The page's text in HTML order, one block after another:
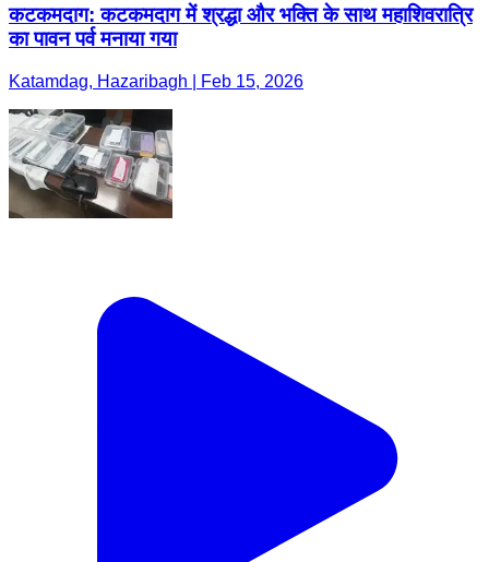
कटकमदाग: कटकमदाग में श्रद्धा और भक्ति के साथ महाशिवरात्रि
का पावन पर्व मनाया गया
Katamdag, Hazaribagh | Feb 15, 2026